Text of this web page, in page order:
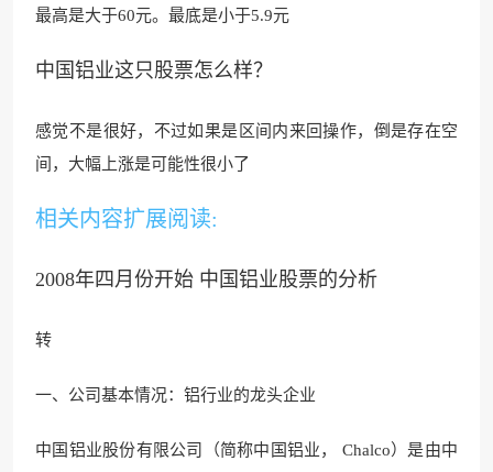
最高是大于60元。最底是小于5.9元
中国铝业这只股票怎么样？
感觉不是很好，不过如果是区间内来回操作，倒是存在空
间，大幅上涨是可能性很小了
相关内容扩展阅读:
2008年四月份开始 中国铝业股票的分析
转
一、公司基本情况：铝行业的龙头企业
中国铝业股份有限公司（简称中国铝业， Chalco）是由中